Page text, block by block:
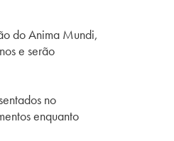
do Anima Mundi,
e serão
no
enquanto